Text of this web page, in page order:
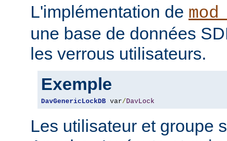
L'implémentation de
une base de données
les verrous utilisateurs.
Exemple
DavGenericLockDB var/ DavLock
Les utilisateur et groupe